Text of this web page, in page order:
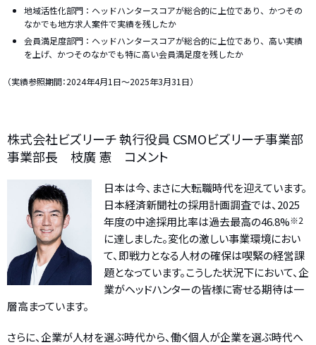
地域活性化部門：ヘッドハンタースコアが総合的に上位であり、かつその
なかでも地方求人案件で実績を残したか
会員満足度部門：ヘッドハンタースコアが総合的に上位であり、高い実績
を上げ、かつそのなかでも特に高い会員満足度を残したか
（実績参照期間：2024年4月1日～2025年3月31日）
株式会社ビズリーチ 執行役員 CSMOビズリーチ事業部
事業部長 枝廣 憲 コメント
日本は今、まさに大転職時代を迎えています。
日本経済新聞社の採用計画調査では、2025
年度の中途採用比率は過去最高の46.8%※2
に達しました。変化の激しい事業環境におい
て、即戦力となる人材の確保は喫緊の経営課
題となっています。こうした状況下において、企
業がヘッドハンターの皆様に寄せる期待は一
層高まっています。
さらに、企業が人材を選ぶ時代から、働く個人が企業を選ぶ時代へ